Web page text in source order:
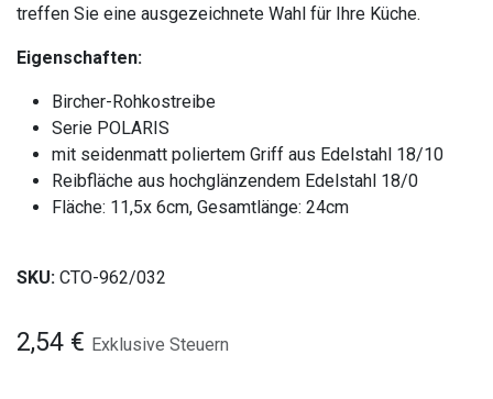
treffen Sie eine ausgezeichnete Wahl für Ihre Küche.
Eigenschaften:
Bircher-Rohkostreibe
Serie POLARIS
mit seidenmatt poliertem Griff aus Edelstahl 18/10
Reibfläche aus hochglänzendem Edelstahl 18/0
Fläche: 11,5x 6cm, Gesamtlänge: 24cm
SKU: CTO-962/032
2,54 € Exklusive Steuern